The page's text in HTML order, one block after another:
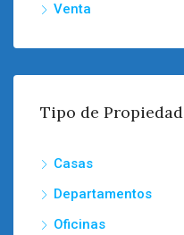
Venta
Tipo de Propiedad
Casas
Departamentos
Oficinas